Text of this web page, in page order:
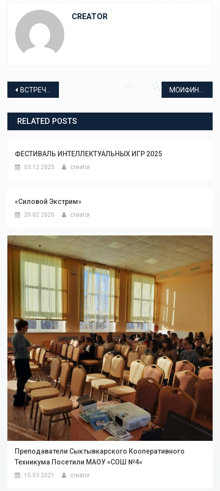
CREATOR
Навигация по записям
ВСТРЕЧА ИНСПЕКТОРА ПО ПРОПАГАНДЕ БДД ОТДЕЛА ГОСАВТОИНСПЕКЦИИ УМВД РОССИИ ПО Г. СЫКТЫВКАРУ МОИФИНАНСЫ
RELATED POSTS
ФЕСТИВАЛЬ ИНТЕЛЛЕКТУАЛЬНЫХ ИГР 2025
03.12.2025 creator
«Силовой Экстрим»
20.02.2020 creator
Преподаватели Сыктывкарского Кооперативного
Техникума Посетили МАОУ «СОШ №4»
15.03.2021 creator